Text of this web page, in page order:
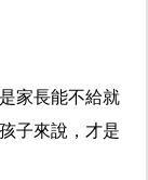
家長能不給就
子來說，才是